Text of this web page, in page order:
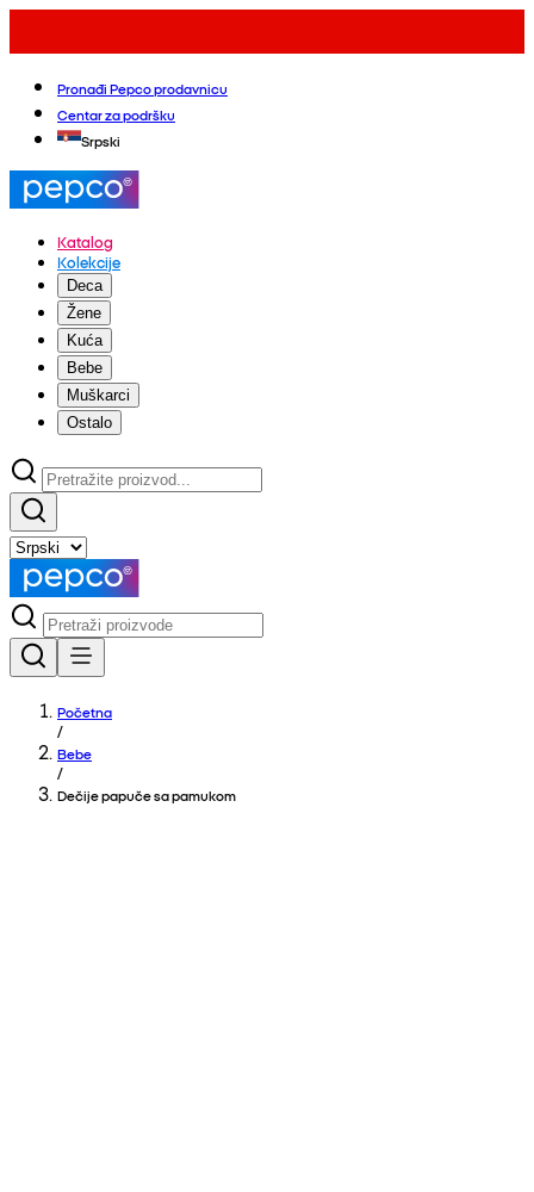
Pronađi Pepco prodavnicu
Centar za podršku
Srpski
Katalog
Kolekcije
Deca
Žene
Kuća
Bebe
Muškarci
Ostalo
Početna
/
Bebe
/
Dečije papuče sa pamukom